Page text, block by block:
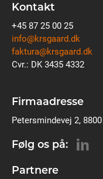
Kontakt
+45 87 25 00 25
info@krsgaard.dk
faktura@krsgaard.dk
Cvr.: DK 3435 4332
Firmaadresse
Petersmindevej 2,
Følg os på:
Partnere